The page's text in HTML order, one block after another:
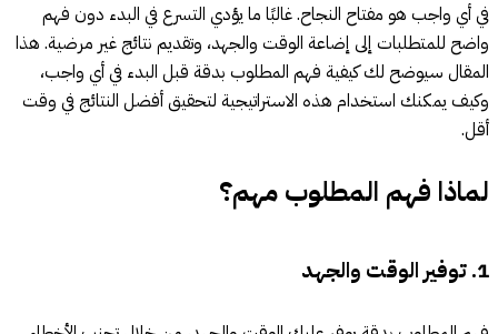
في أي واجب هو مفتاح النجاح. غالبًا ما يؤدي التسرع في البدء دون فهم
واضح للمتطلبات إلى إضاعة الوقت والجهد، وتقديم نتائج غير مرضية. هذا
المقال سيوضح لك كيفية فهم المطلوب بدقة قبل البدء في أي واجب،
وكيف يمكنك استخدام هذه الاستراتيجية لتحقيق أفضل النتائج في وقت
أقل.
لماذا فهم المطلوب مهم؟
1. توفير الوقت والجهد